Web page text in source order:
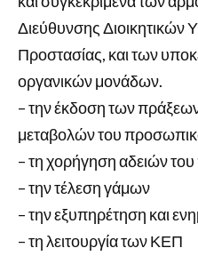
Διεύθυνσης Διοικητικών
Προστασίας, και των
οργανικών μονάδων.
– την έκδοση των
μεταβολών του
– τη χορήγηση αδειών
– την τέλεση γάμων
– την εξυπηρέτηση και
– τη λειτουργία των ΚΕΠ